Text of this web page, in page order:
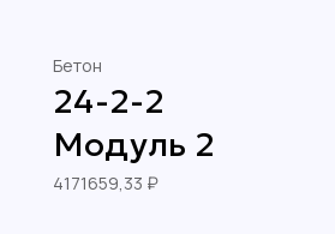
Бетон
24-2-2
Модуль 2
4171659,33 ₽